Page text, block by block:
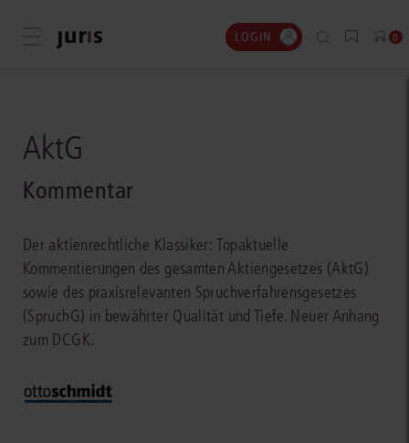
Menü öffnen LOGIN 0
AktG
Kommentar
Der aktienrechtliche Klassiker: Topaktuelle
Kommentierungen des gesamten Aktiengesetzes (AktG)
sowie des praxisrelevanten Spruchverfahrensgesetzes
(SpruchG) in bewährter Qualität und Tiefe. Neuer Anhang
zum DCGK.